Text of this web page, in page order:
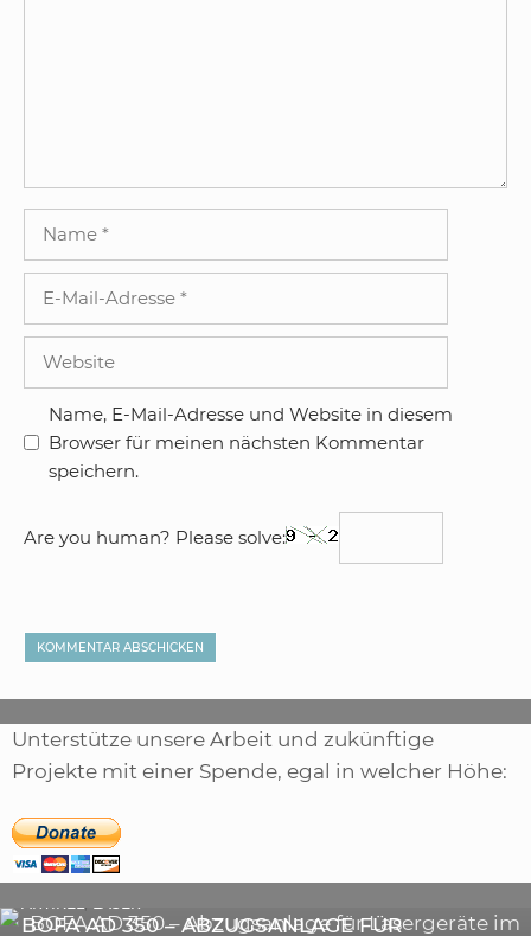
Adresse
Name, E-Mail-Adresse und Website in diesem
Browser für meinen nächsten Kommentar
speichern.
Are you human? Please solve:
Unterstütze unsere Arbeit und zukünftige
Projekte mit einer Spende, egal in welcher Höhe:
BOFA AD 350 – ABZUGSANLAGE FÜR
DIE BEDEUTENDSTEN SCHRITTE ZUR